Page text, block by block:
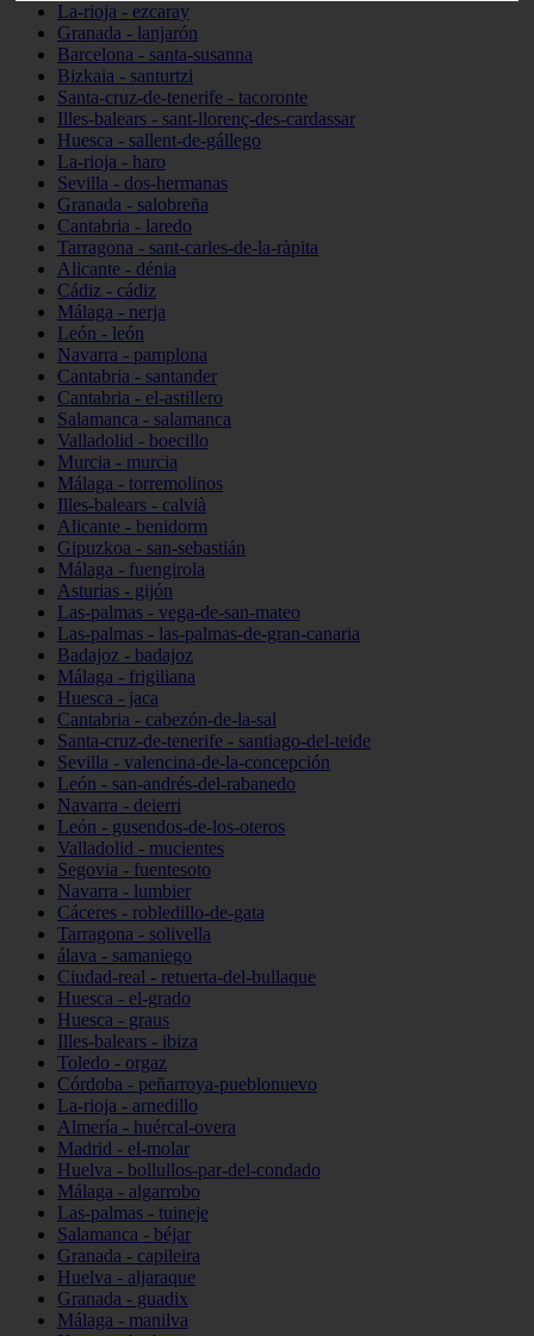
La-rioja - ezcaray
Granada - lanjarón
Barcelona - santa-susanna
Bizkaia - santurtzi
Santa-cruz-de-tenerife - tacoronte
Illes-balears - sant-llorenç-des-cardassar
Huesca - sallent-de-gállego
La-rioja - haro
Sevilla - dos-hermanas
Granada - salobreña
Cantabria - laredo
Tarragona - sant-carles-de-la-ràpita
Alicante - dénia
Cádiz - cádiz
Málaga - nerja
León - león
Navarra - pamplona
Cantabria - santander
Cantabria - el-astillero
Salamanca - salamanca
Valladolid - boecillo
Murcia - murcia
Málaga - torremolinos
Illes-balears - calvià
Alicante - benidorm
Gipuzkoa - san-sebastián
Málaga - fuengirola
Asturias - gijón
Las-palmas - vega-de-san-mateo
Las-palmas - las-palmas-de-gran-canaria
Badajoz - badajoz
Málaga - frigiliana
Huesca - jaca
Cantabria - cabezón-de-la-sal
Santa-cruz-de-tenerife - santiago-del-teide
Sevilla - valencina-de-la-concepción
León - san-andrés-del-rabanedo
Navarra - deierri
León - gusendos-de-los-oteros
Valladolid - mucientes
Segovia - fuentesoto
Navarra - lumbier
Cáceres - robledillo-de-gata
Tarragona - solivella
álava - samaniego
Ciudad-real - retuerta-del-bullaque
Huesca - el-grado
Huesca - graus
Illes-balears - ibiza
Toledo - orgaz
Córdoba - peñarroya-pueblonuevo
La-rioja - arnedillo
Almería - huércal-overa
Madrid - el-molar
Huelva - bollullos-par-del-condado
Málaga - algarrobo
Las-palmas - tuineje
Salamanca - béjar
Granada - capileira
Huelva - aljaraque
Granada - guadix
Málaga - manilva